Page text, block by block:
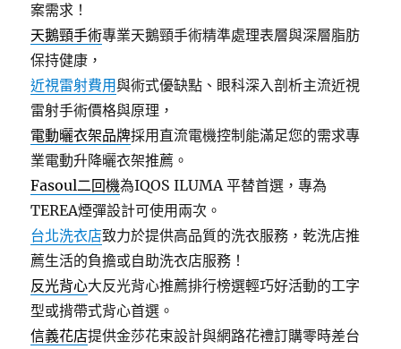
案需求！
天鵝頸手術專業天鵝頸手術精準處理表層與深層脂肪
保持健康，
近視雷射費用與術式優缺點、眼科深入剖析主流近視
雷射手術價格與原理，
電動曬衣架品牌採用直流電機控制能滿足您的需求專
業電動升降曬衣架推薦。
Fasoul二回機為IQOS ILUMA 平替首選，專為
TEREA煙彈設計可使用兩次。
台北洗衣店致力於提供高品質的洗衣服務，乾洗店推
薦生活的負擔或自助洗衣店服務！
反光背心大反光背心推薦排行榜選輕巧好活動的工字
型或揹帶式背心首選。
信義花店提供金莎花束設計與網路花禮訂購零時差台